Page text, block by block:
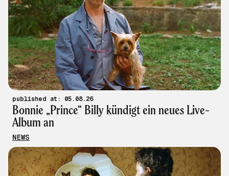
published at: 05.08.26
Bonnie „Prince“ Billy kündigt ein neues Live-
Album an
NEWS